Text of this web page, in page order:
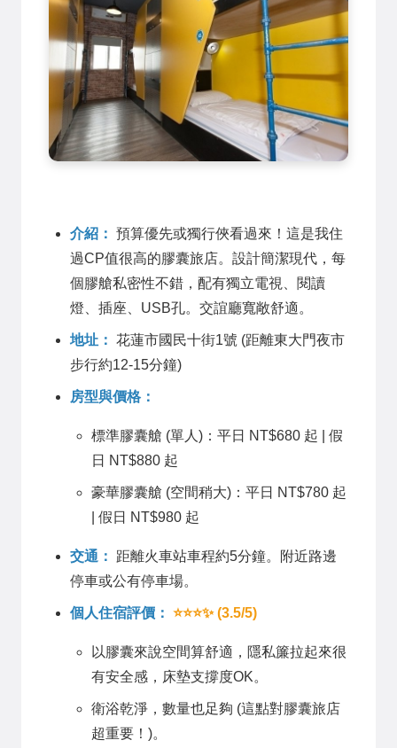
介紹： 預算優先或獨行俠看過來！這是我住
過CP值很高的膠囊旅店。設計簡潔現代，每
個膠艙私密性不錯，配有獨立電視、閱讀
燈、插座、USB孔。交誼廳寬敞舒適。
地址： 花蓮市國民十街1號 (距離東大門夜市
步行約12-15分鐘)
房型與價格：
標準膠囊艙 (單人)：平日 NT$680 起 | 假
日 NT$880 起
豪華膠囊艙 (空間稍大)：平日 NT$780 起
| 假日 NT$980 起
交通：
距離火車站車程約5分鐘。附近路邊
停車或公有停車場。
個人住宿評價： ⭐⭐⭐✨ (3.5/5)
以膠囊來說空間算舒適，隱私簾拉起來很
有安全感，床墊支撐度OK。
衛浴乾淨，數量也足夠 (這點對膠囊旅店
超重要！)。